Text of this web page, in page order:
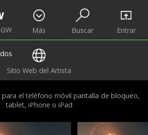
Más Buscar Entrar
Sitio Web del Artista
para el teléfono móvil pantalla de bloqueo,
tablet, iPhone o iPad